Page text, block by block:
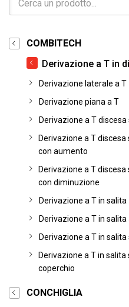
COMBITECH
Derivazione a T in
Derivazione laterale a T
Derivazione piana a T
Derivazione a T
Derivazione a T discesa
con aumento
Derivazione a T discesa
con diminuzione
Derivazione a T in salita
Derivazione a T in
Derivazione a T in
Derivazione a T in salita
coperchio
CONCHIGLIA